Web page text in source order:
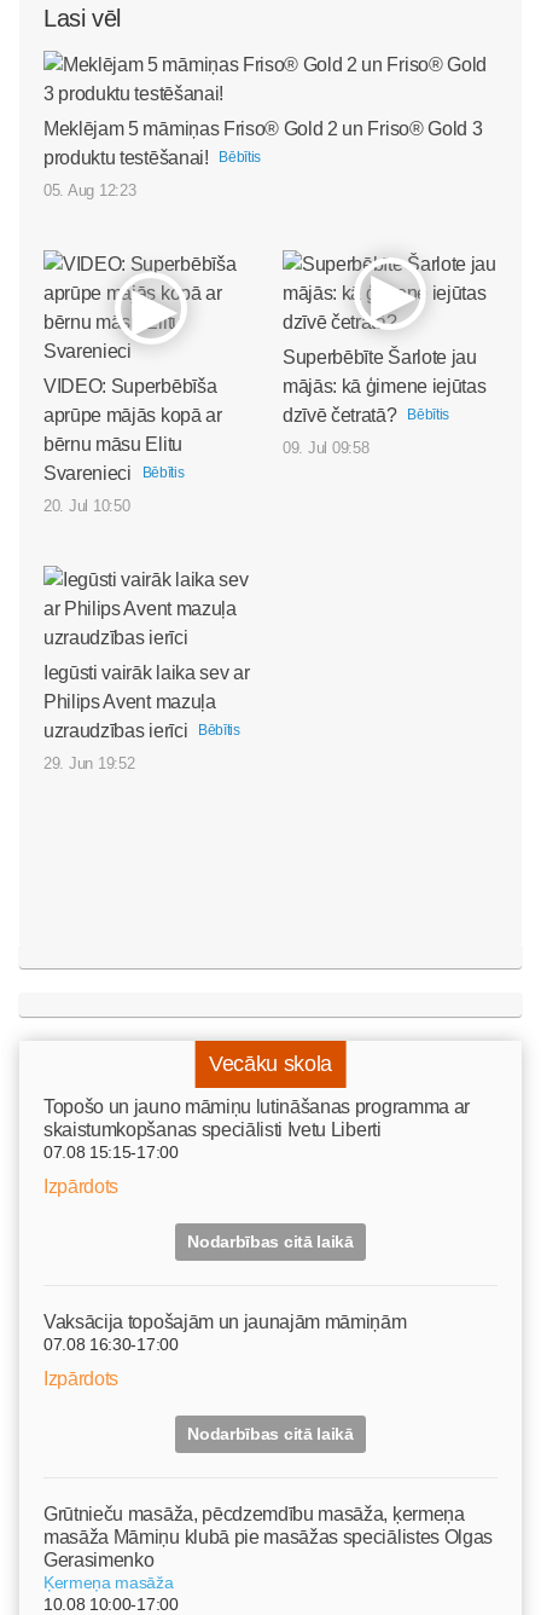
Lasi vēl
Meklējam 5 māmiņas Friso® Gold 2 un Friso® Gold 3
produktu testēšanai!
Bēbītis
05. Aug 12:23
VIDEO: Superbēbīša
aprūpe mājās kopā ar
bērnu māsu Elitu
Svarenieci
Bēbītis
20. Jul 10:50
Superbēbīte Šarlote jau
mājās: kā ģimene iejūtas
dzīvē četratā?
Bēbītis
09. Jul 09:58
Iegūsti vairāk laika sev ar
Philips Avent mazuļa
uzraudzības ierīci
Bēbītis
29. Jun 19:52
Vecāku skola
Topošo un jauno māmiņu lutināšanas programma ar
skaistumkopšanas speciālisti Ivetu Liberti
07.08 15:15-17:00
Izpārdots
Nodarbības citā laikā
Vaksācija topošajām un jaunajām māmiņām
07.08 16:30-17:00
Izpārdots
Nodarbības citā laikā
Grūtnieču masāža, pēcdzemdību masāža, ķermeņa
masāža Māmiņu klubā pie masāžas speciālistes Olgas
Gerasimenko
Ķermeņa masāža
10.08 10:00-17:00